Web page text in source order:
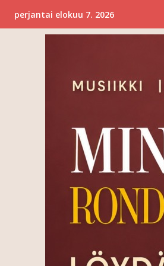
perjantai elokuu 7. 2026